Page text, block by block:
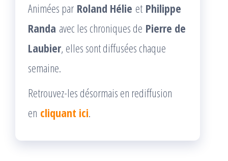
Animées par Roland Hélie et Philippe
Randa avec les chroniques de Pierre de
Laubier, elles sont diffusées chaque
semaine.
Retrouvez-les désormais en rediffusion
en cliquant ici.